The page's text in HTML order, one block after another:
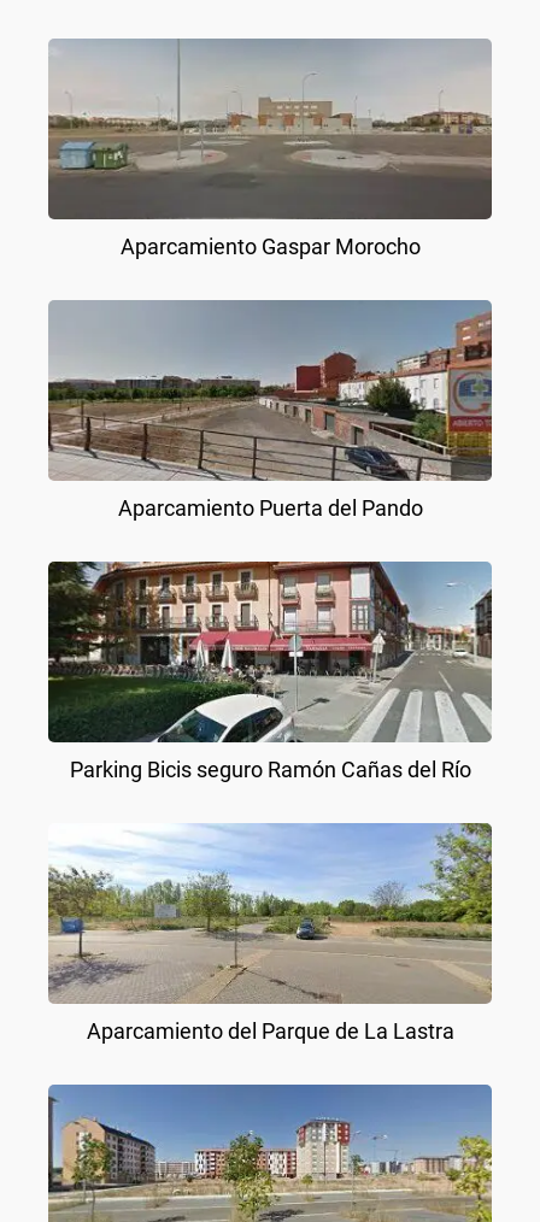
Aparcamiento Gaspar Morocho
Aparcamiento Puerta del Pando
Parking Bicis seguro Ramón Cañas del Río
Aparcamiento del Parque de La Lastra